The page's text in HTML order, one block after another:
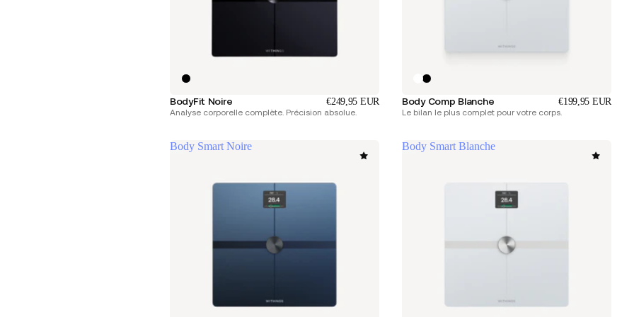
BodyFit Noire €249,95 EUR
Analyse corporelle complète. Précision absolue.
Body Comp Blanche €199,95 EUR
Le bilan le plus complet pour votre corps.
Body Smart Noire Body Smart Blanche